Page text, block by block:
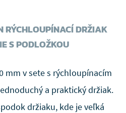
RÝCHLOUPÍNACÍ DRŽIAK
S PODLOŽKOU
mm v sete s rýchloupínacím
a praktický držiak.
držiaku, kde je veľká